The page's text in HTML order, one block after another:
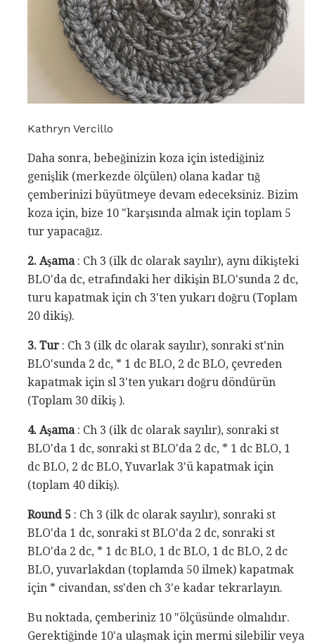
Kathryn Vercillo
Daha sonra, bebeğinizin koza için istediğiniz
genişlik (merkezde ölçülen) olana kadar tığ
çemberinizi büyütmeye devam edeceksiniz. Bizim
koza için, bize 10 "karşısında almak için toplam 5
tur yapacağız.
2. Aşama: Ch 3 (ilk dc olarak sayılır), aynı dikişteki
BLO'da dc, etrafındaki her dikişin BLO'sunda 2 dc,
turu kapatmak için ch 3'ten yukarı doğru (Toplam
20 dikiş).
3. Tur : Ch 3 (ilk dc olarak sayılır), sonraki st'nin
BLO'sunda 2 dc, * 1 dc BLO, 2 dc BLO, çevreden
kapatmak için sl 3'ten yukarı doğru döndürün
(Toplam 30 dikiş ).
4. Aşama: Ch 3 (ilk dc olarak sayılır), sonraki st
BLO'da 1 dc, sonraki st BLO'da 2 dc, * 1 dc BLO, 1
dc BLO, 2 dc BLO, Yuvarlak 3'ü kapatmak için
(toplam 40 dikiş).
Round 5 : Ch 3 (ilk dc olarak sayılır), sonraki st
BLO'da 1 dc, sonraki st BLO'da 2 dc, sonraki st
BLO'da 2 dc, * 1 dc BLO, 1 dc BLO, 1 dc BLO, 2 dc
BLO, yuvarlakdan (toplamda 50 ilmek) kapatmak
için * civandan, ss'den ch 3'e kadar tekrarlayın.
Bu noktada, çemberiniz 10 "ölçüsünde olmalıdır.
Gerektiğinde 10'a ulaşmak için mermi silebilir veya